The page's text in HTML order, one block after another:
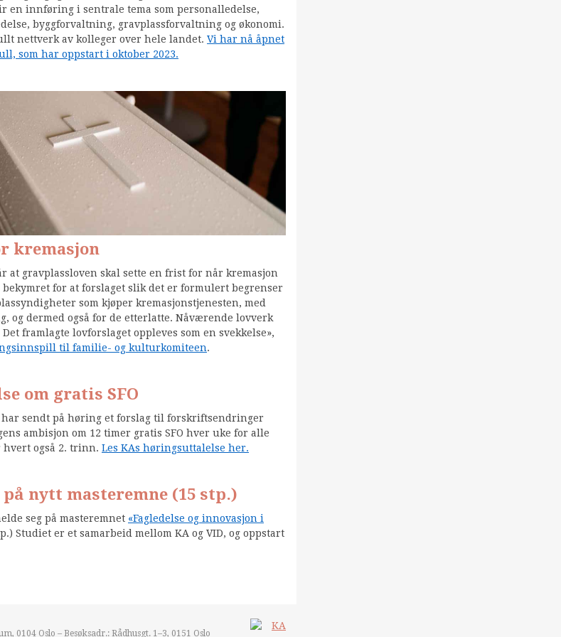
en innføring i sentrale tema som personalledelse,
byggforvaltning, gravplassforvaltning og økonomi.
nettverk av kolleger over hele landet. Vi har nå åpnet
som har oppstart i oktober 2023.
kremasjon
at gravplassloven skal sette en frist for når kremasjon
for at forslaget slik det er formulert begrenser
som kjøper kremasjonstjenesten, med
og dermed også for de etterlatte. Nåværende lovverk
framlagte lovforslaget oppleves som en svekkelse»,
til familie- og kulturkomiteen.
om gratis SFO
sendt på høring et forslag til forskriftsendringer
ambisjon om 12 timer gratis SFO hver uke for alle
også 2. trinn. Les KAs høringsuttalelse her.
nytt masteremne (15 stp.)
seg på masteremnet «Fagledelse og innovasjon i
Studiet er et samarbeid mellom KA og VID, og oppstart
0104 Oslo – Besøksadr.: Rådhusgt. 1–3, 0151 Oslo